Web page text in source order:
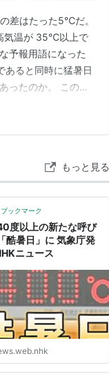
差はたった5℃だ。
気温が 35℃以上で
予報用語になった
ると同時に猛暑日
ったのか。 この記
、暑さ指数という
もっと見る
ブックマーク
度以上の新たな呼び
酷暑日」に 気象庁発
ニュース